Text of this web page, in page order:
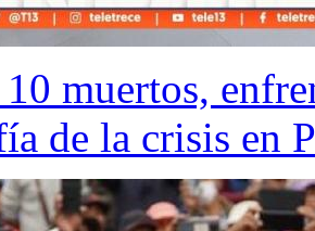
muertos,
de la crisis en